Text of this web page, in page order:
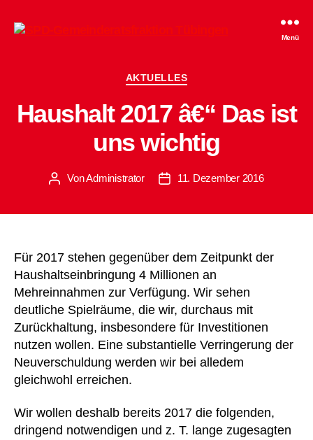
SPD-
Menü
Kategorien
AKTUELLES
Haushalt 2017 â€“ Das ist
uns wichtig
Beitragsautor
VonAdministrator Beitragsdatum
11. Dezember 2016
Für 2017 stehen gegenüber dem Zeitpunkt der
Haushaltseinbringung 4 Millionen an
Mehreinnahmen zur Verfügung. Wir sehen
deutliche Spielräume, die wir, durchaus mit
Zurückhaltung, insbesondere für Investitionen
nutzen wollen. Eine substantielle Verringerung der
Neuverschuldung werden wir bei alledem
gleichwohl erreichen.
Wir wollen deshalb bereits 2017 die folgenden,
dringend notwendigen und z. T. lange zugesagten